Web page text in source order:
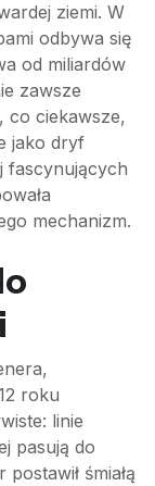
ziemi. W
odbywa się
od miliardów
zawsze
co ciekawsze,
jako dryf
fascynujących
mechanizm.
roku
linie
pasują do
śmiałą